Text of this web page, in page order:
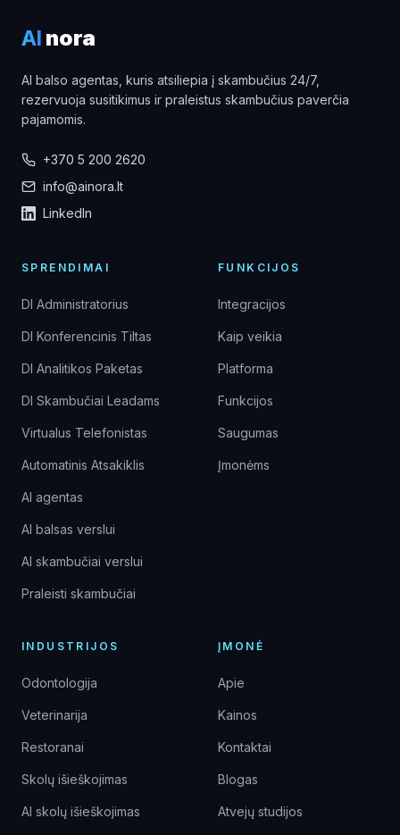
AI nora
AI balso agentas, kuris atsiliepia į skambučius 24/7,
rezervuoja susitikimus ir praleistus skambučius paverčia
pajamomis.
+370 5 200 2620
info@ainora.lt
LinkedIn
SPRENDIMAI
DI Administratorius
DI Konferencinis Tiltas
DI Analitikos Paketas
DI Skambučiai Leadams
Virtualus Telefonistas
Automatinis Atsakiklis
AI agentas
AI balsas verslui
AI skambučiai verslui
Praleisti skambučiai
FUNKCIJOS
Integracijos
Kaip veikia
Platforma
Funkcijos
Saugumas
Įmonėms
INDUSTRIJOS
Odontologija
Veterinarija
Restoranai
Skolų išieškojimas
AI skolų išieškojimas
ĮMONĖ
Apie
Kainos
Kontaktai
Blogas
Atvejų studijos